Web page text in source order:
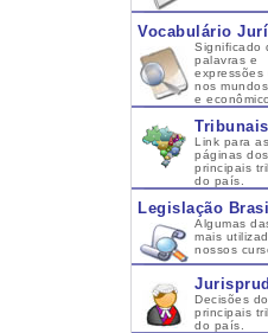
Vocabulário
Significado
palavras e
expressões
nos
e econômico.
Tribunais
Link para as
páginas dos
principais
do país.
Legislação
Algumas
mais
nossos
Decisões
principais
do país.